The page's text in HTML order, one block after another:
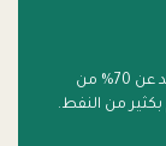
تشهد المملكة العربية السعودية حاليا تنامي ما يزيد عن 70% من
من النفط.